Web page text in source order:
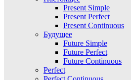
Present Simple
Present Perfect
Present Continuous
Будущее
Future Simple
Future Perfect
Future Continuous
Perfect